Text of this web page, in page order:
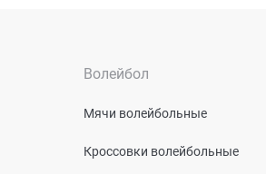
Волейбол
Мячи волейбольные
Кроссовки волейбольные